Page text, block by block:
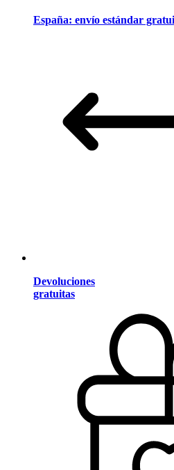
España: envío estándar
Devoluciones
gratuitas